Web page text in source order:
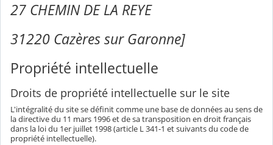
27 CHEMIN DE LA REYE
31220 Cazères sur Garonne]
Propriété intellectuelle
Droits de propriété intellectuelle sur le site
L'intégralité du site se définit comme une base de données au sens de
la directive du 11 mars 1996 et de sa transposition en droit français
dans la loi du 1er juillet 1998 (article L 341-1 et suivants du code de
propriété intellectuelle).